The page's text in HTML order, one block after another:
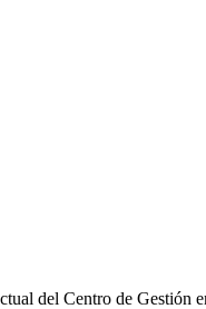
del Centro de Gestión